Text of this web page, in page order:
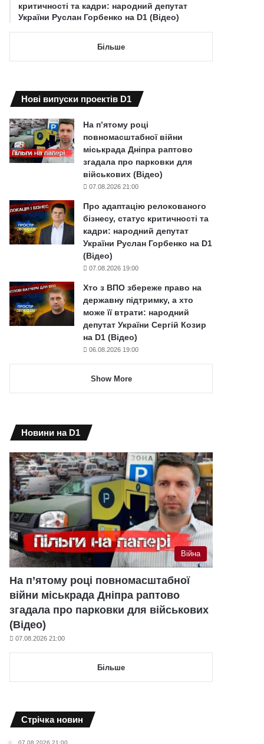
критичності та кадри: народний депутат
України Руслан Горбенко на D1 (Відео)
Більше
Нові випуски проектів D1
На п’ятому році
повномасштабної війни
міськрада Дніпра раптово
згадала про парковки для
військових (Відео)
07.08.2026 21:00
Про адаптацію релокованого
бізнесу, статус критичності та
кадри: народний депутат
України Руслан Горбенко на D1
(Відео)
07.08.2026 19:00
Хто з ВПО збереже право на
державну підтримку, а хто
може її втрати: народний
депутат України Сергій Козир
на D1 (Відео)
06.08.2026 19:00
Show More